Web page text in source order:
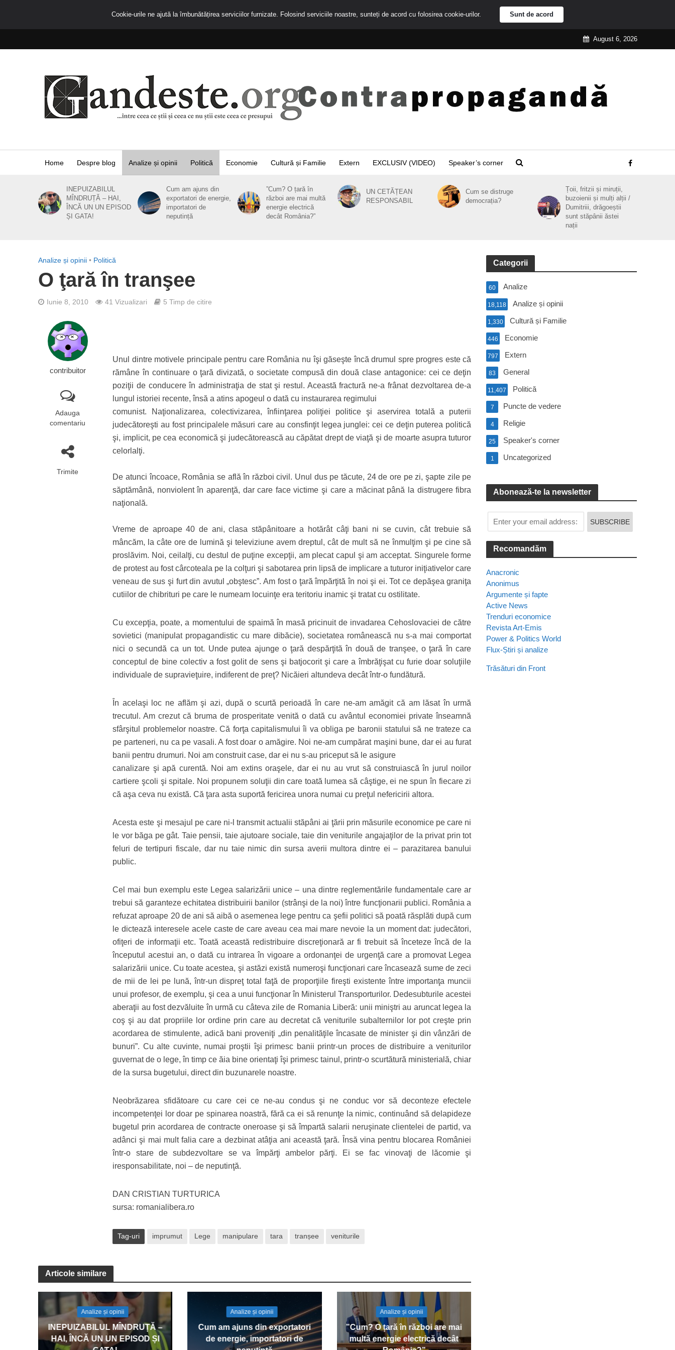
August 6, 2026
Home Despre blog Analize și opinii Politică Economie Cultură și Familie Extern EXCLUSIV (VIDEO) Speaker’s corner
INEPUIZABILUL
MÎNDRUȚĂ – HAI,
ÎNCĂ UN UN EPISOD
ȘI GATA!
Cum am ajuns din
exportatori de energie,
importatori de
neputință
”Cum? O țară în
război are mai multă
energie electrică
decât România?”
UN CETĂȚEAN
RESPONSABIL
Cum se distruge
democrația?
Țoii, fritzii și miruții,
buzoienii și mulți alții /
Dumitriii, drăgoeștii
sunt stăpânii ăstei
nații
Analize și opinii • Politică
O ţară în tranşee
Iunie 8, 2010 41 Vizualizari 5 Timp de citire
contribuitor
Adauga
comentariu
Trimite
Unul dintre motivele principale pentru care România nu îşi găseşte încă drumul spre progres este că
rămâne în continuare o ţară divizată, o societate compusă din două clase antagonice: cei ce deţin
poziţii de conducere în administraţia de stat şi restul. Această fractură ne-a frânat dezvoltarea de-a
lungul istoriei recente, însă a atins apogeul o dată cu instaurarea regimului
comunist. Naţionalizarea, colectivizarea, înfiinţarea poliţiei politice şi aservirea totală a puterii
judecătoreşti au fost principalele măsuri care au consfinţit legea junglei: cei ce deţin puterea politică
şi, implicit, pe cea economică şi judecătorească au căpătat drept de viaţă şi de moarte asupra tuturor
celorlalţi.
De atunci încoace, România se află în război civil. Unul dus pe tăcute, 24 de ore pe zi, şapte zile pe
săptămână, nonviolent în aparenţă, dar care face victime şi care a măcinat până la distrugere fibra
naţională.
Vreme de aproape 40 de ani, clasa stăpânitoare a hotărât câţi bani ni se cuvin, cât trebuie să
mâncăm, la câte ore de lumină şi televiziune avem dreptul, cât de mult să ne înmulţim şi pe cine să
proslăvim. Noi, ceilalţi, cu destul de puţine excepţii, am plecat capul şi am acceptat. Singurele forme
de protest au fost cârcoteala pe la colţuri şi sabotarea prin lipsă de implicare a tuturor iniţiativelor care
veneau de sus şi furt din avutul „obştesc”. Am fost o ţară împărţită în noi şi ei. Tot ce depăşea graniţa
cutiilor de chibrituri pe care le numeam locuinţe era teritoriu inamic şi tratat cu ostilitate.
Cu excepţia, poate, a momentului de spaimă în masă pricinuit de invadarea Cehoslovaciei de către
sovietici (manipulat propagandistic cu mare dibăcie), societatea românească nu s-a mai comportat
nici o secundă ca un tot. Unde putea ajunge o ţară despărţită în două de tranşee, o ţară în care
conceptul de bine colectiv a fost golit de sens şi batjocorit şi care a îmbrăţişat cu furie doar soluţiile
individuale de supravieţuire, indiferent de preţ? Nicăieri altundeva decât într-o fundătură.
În acelaşi loc ne aflăm şi azi, după o scurtă perioadă în care ne-am amăgit că am lăsat în urmă
trecutul. Am crezut că bruma de prosperitate venită o dată cu avântul economiei private înseamnă
sfârşitul problemelor noastre. Că forţa capitalismului îi va obliga pe baronii statului să ne trateze ca
pe parteneri, nu ca pe vasali. A fost doar o amăgire. Noi ne-am cumpărat maşini bune, dar ei au furat
banii pentru drumuri. Noi am construit case, dar ei nu s-au priceput să le asigure
canalizare şi apă curentă. Noi am extins oraşele, dar ei nu au vrut să construiască în jurul noilor
cartiere şcoli şi spitale. Noi propunem soluţii din care toată lumea să câştige, ei ne spun în fiecare zi
că aşa ceva nu există. Că ţara asta suportă fericirea unora numai cu preţul nefericirii altora.
Acesta este şi mesajul pe care ni-l transmit actualii stăpâni ai ţării prin măsurile economice pe care ni
le vor băga pe gât. Taie pensii, taie ajutoare sociale, taie din veniturile angajaţilor de la privat prin tot
feluri de tertipuri fiscale, dar nu taie nimic din sursa averii multora dintre ei – parazitarea banului
public.
Cel mai bun exemplu este Legea salarizării unice – una dintre reglementările fundamentale care ar
trebui să garanteze echitatea distribuirii banilor (strânşi de la noi) între funcţionarii publici. România a
refuzat aproape 20 de ani să aibă o asemenea lege pentru ca şefii politici să poată răsplăti după cum
le dictează interesele acele caste de care aveau cea mai mare nevoie la un moment dat: judecători,
ofiţeri de informaţii etc. Toată această redistribuire discreţionară ar fi trebuit să înceteze încă de la
începutul acestui an, o dată cu intrarea în vigoare a ordonanţei de urgenţă care a promovat Legea
salarizării unice. Cu toate acestea, şi astăzi există numeroşi funcţionari care încasează sume de zeci
de mii de lei pe lună, într-un dispreţ total faţă de proporţiile fireşti existente între importanţa muncii
unui profesor, de exemplu, şi cea a unui funcţionar în Ministerul Transporturilor. Dedesubturile acestei
aberaţii au fost dezvăluite în urmă cu câteva zile de Romania Liberă: unii miniştri au aruncat legea la
coş şi au dat propriile lor ordine prin care au decretat că veniturile subalternilor lor pot creşte prin
acordarea de stimulente, adică bani proveniţi „din penalităţile încasate de minister şi din vânzări de
bunuri”. Cu alte cuvinte, numai proştii îşi primesc banii printr-un proces de distribuire a veniturilor
guvernat de o lege, în timp ce ăia bine orientaţi îşi primesc tainul, printr-o scurtătură ministerială, chiar
de la sursa bugetului, direct din buzunarele noastre.
Neobrăzarea sfidătoare cu care cei ce ne-au condus şi ne conduc vor să deconteze efectele
incompetenţei lor doar pe spinarea noastră, fără ca ei să renunţe la nimic, continuând să delapideze
bugetul prin acordarea de contracte oneroase şi să împartă salarii neruşinate clientelei de partid, va
adânci şi mai mult falia care a dezbinat atâţia ani această ţară. Însă vina pentru blocarea României
într-o stare de subdezvoltare se va împărţi ambelor părţi. Ei se fac vinovaţi de lăcomie şi
iresponsabilitate, noi – de neputinţă.
DAN CRISTIAN TURTURICA
sursa: romanialibera.ro
Tag-uri imprumut Lege manipulare tara tranșee veniturile
Articole similare
Analize și opinii
INEPUIZABILUL MÎNDRUȚĂ –
HAI, ÎNCĂ UN UN EPISOD ȘI
Analize și opinii
Cum am ajuns din exportatori
de energie, importatori de
Analize și opinii
”Cum? O țară în război are mai
multă energie electrică decât
Categorii
Analize
60
Analize și opinii
18,118
Cultură și Familie
1,330
Economie
446
Extern
797
General
83
Politică
11,407
Puncte de vedere
7
Religie
4
Speaker's corner
25
Uncategorized
1
Abonează-te la newsletter
Recomandăm
Anacronic
Anonimus
Argumente și fapte
Active News
Trenduri economice
Revista Art-Emis
Power & Politics World
Flux-Știri și analize
Trăsături din Front
Cookie-urile ne ajută la îmbunătățirea serviciilor furnizate. Folosind serviciile noastre, sunteți de acord cu folosirea cookie-urilor. Sunt de acord